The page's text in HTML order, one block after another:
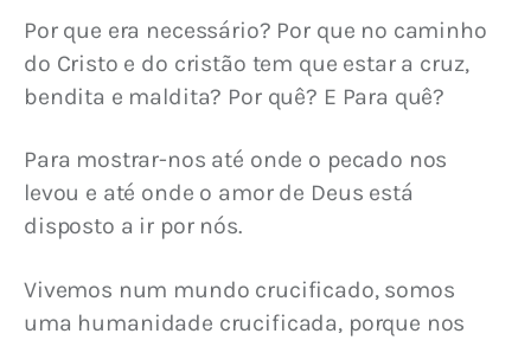
Por que era necessário? Por que no caminho
do Cristo e do cristão tem que estar a cruz,
bendita e maldita? Por quê? E Para quê?
Para mostrar-nos até onde o pecado nos
levou e até onde o amor de Deus está
disposto a ir por nós.
Vivemos num mundo crucificado, somos
uma humanidade crucificada, porque nos